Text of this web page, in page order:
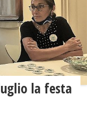
la festa